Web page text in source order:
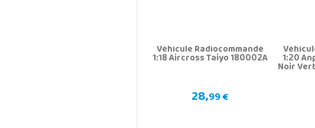
Véhicule Radiocommandé
1:18 Aircross Taiyo 180002A
28,99 €
1:20
Noir